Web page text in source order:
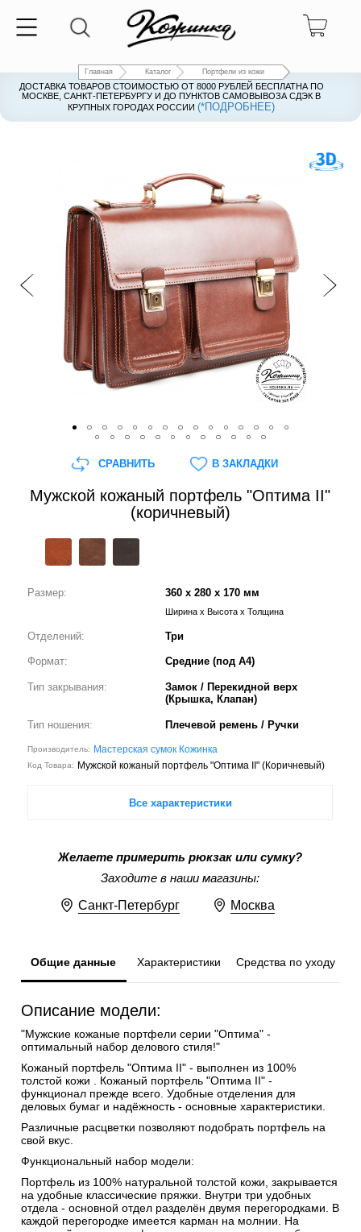
Главная Каталог Портфели из кожи
ДОСТАВКА ТОВАРОВ СТОИМОСТЬЮ ОТ 8000 РУБЛЕЙ БЕСПЛАТНА ПО
МОСКВЕ, САНКТ-ПЕТЕРБУРГУ И ДО ПУНКТОВ САМОВЫВОЗА СДЭК В
КРУПНЫХ ГОРОДАХ РОССИИ(*ПОДРОБНЕЕ)
ДОСТАВКА ТОВАРОВ СТОИМОСТЬЮ ОТ 8000 РУБЛЕЙ БЕСПЛАТНА ПО
МОСКВЕ, САНКТ-ПЕТЕРБУРГУ И ДО ПУНКТОВ САМОВЫВОЗА СДЭК В
КРУПНЫХ ГОРОДАХ РОССИИ(*ПОДРОБНЕЕ)
Мужской кожаный портфель "Оптима II"
(коричневый)
Размер: 360 x 280 x 170 мм
Ширина x Высота x Толщина
Отделений: Три
Формат: Средние (под А4)
Тип закрывания:
Замок / Перекидной верх
(Крышка, Клапан)
Тип ношения: Плечевой ремень / Ручки
Производитель: Мастерская сумок Кожинка
Код Товара: Мужской кожаный портфель "Оптима II" (Коричневый)
Все характеристики
Желаете примерить рюкзак или сумку?
Заходите в наши магазины:
Санкт-Петербург Москва
СРАВНИТЬ В ЗАКЛАДКИ
Общие данные Характеристики Средства по уходу
Описание модели:
"Мужские кожаные портфели серии "Оптима" -
оптимальный набор делового стиля!"
Кожаный портфель "Оптима II" - выполнен из 100%
толстой кожи . Кожаный портфель "Оптима II" -
функционал прежде всего. Удобные отделения для
деловых бумаг и надёжность - основные характеристики.
Различные расцветки позволяют подобрать портфель на
свой вкус.
Функциональный набор модели:
Портфель из 100% натуральной толстой кожи, закрывается
на удобные классические пряжки. Внутри три удобных
отдела - основной отдел разделён двумя перегородками. В
каждой перегородке имеется карман на молнии. На